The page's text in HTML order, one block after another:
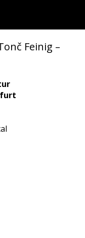
Feinig –